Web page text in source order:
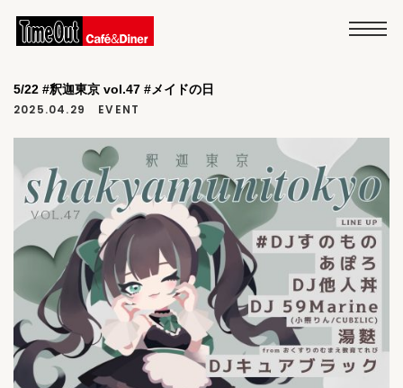
5/22 #釈迦東京 vol.47 #メイドの日
2025.04.29 EVENT